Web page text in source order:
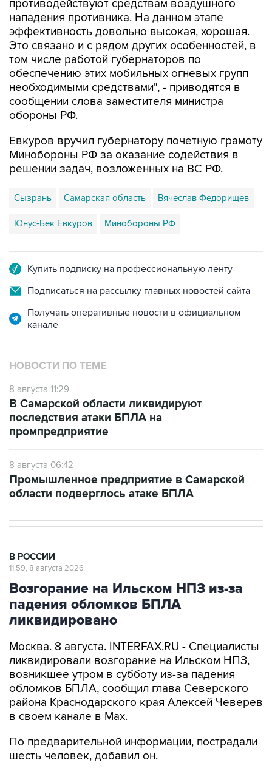
противодействуют средствам воздушного
нападения противника. На данном этапе
эффективность довольно высокая, хорошая.
Это связано и с рядом других особенностей, в
том числе работой губернаторов по
обеспечению этих мобильных огневых групп
необходимыми средствами", - приводятся в
сообщении слова заместителя министра
обороны РФ.
Евкуров вручил губернатору почетную грамоту
Минобороны РФ за оказание содействия в
решении задач, возложенных на ВС РФ.
Сызрань Самарская область Вячеслав Федорищев
Юнус-Бек Евкуров Минобороны РФ
Купить подписку на профессиональную ленту
Подписаться на рассылку главных новостей сайта
Получать оперативные новости в официальном
канале
НОВОСТИ ПО ТЕМЕ
8 августа 11:29
В Самарской области ликвидируют
последствия атаки БПЛА на
промпредприятие
8 августа 06:42
Промышленное предприятие в Самарской
области подверглось атаке БПЛА
В РОССИИ
11:59, 8 августа 2026
Возгорание на Ильском НПЗ из-за
падения обломков БПЛА
ликвидировано
Москва. 8 августа. INTERFAX.RU - Специалисты
ликвидировали возгорание на Ильском НПЗ,
возникшее утром в субботу из-за падения
обломков БПЛА, сообщил глава Северского
района Краснодарского края Алексей Чеверев
в своем канале в Max.
По предварительной информации, пострадали
шесть человек, добавил он.